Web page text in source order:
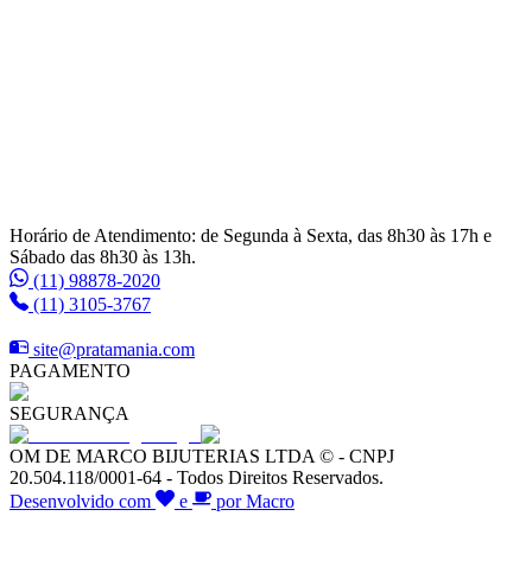
Horário de Atendimento: de Segunda à Sexta, das 8h30 às 17h e
Sábado das 8h30 às 13h.
(11) 98878-2020
(11) 3105-3767
site@pratamania.com
PAGAMENTO
SEGURANÇA
OM DE MARCO BIJUTERIAS LTDA © - CNPJ
20.504.118/0001-64 - Todos Direitos Reservados.
Desenvolvido com
e por Macro